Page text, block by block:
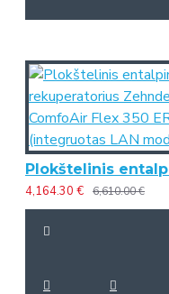
4,164.30 € 6,610.00 €